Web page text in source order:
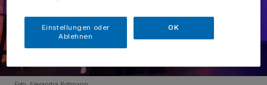
Einstellungen oder
Ablehnen
OK